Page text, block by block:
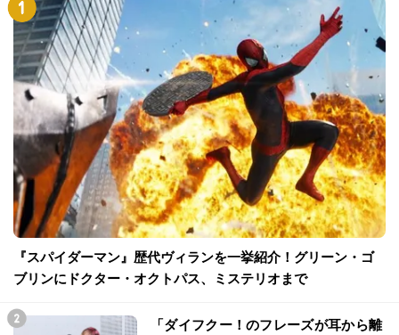
『スパイダーマン』歴代ヴィランを一挙紹介！グリーン・ゴ
ブリンにドクター・オクトパス、ミステリオまで
「ダイフクー！のフレーズが耳から離